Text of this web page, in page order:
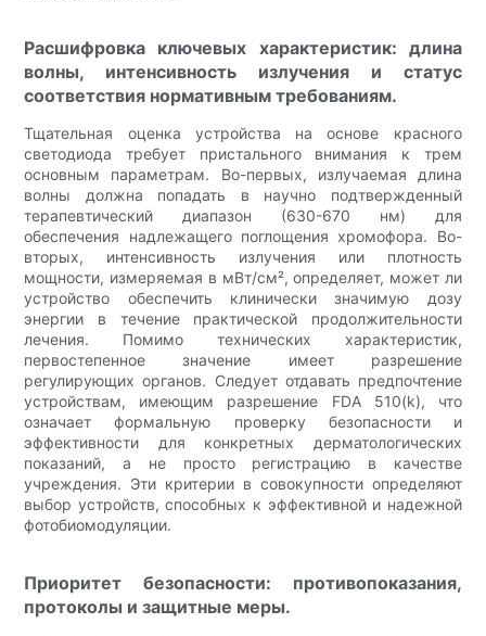
Расшифровка ключевых характеристик: длина
волны, интенсивность излучения и статус
соответствия нормативным требованиям.
Тщательная оценка устройства на основе красного
светодиода требует пристального внимания к трем
основным параметрам. Во-первых, излучаемая длина
волны должна попадать в научно подтвержденный
терапевтический диапазон (630-670 нм) для
обеспечения надлежащего поглощения хромофора. Во-
вторых, интенсивность излучения или плотность
мощности, измеряемая в мВт/см², определяет, может ли
устройство обеспечить клинически значимую дозу
энергии в течение практической продолжительности
лечения. Помимо технических характеристик,
первостепенное значение имеет разрешение
регулирующих органов. Следует отдавать предпочтение
устройствам, имеющим разрешение FDA 510(k), что
означает формальную проверку безопасности и
эффективности для конкретных дерматологических
показаний, а не просто регистрацию в качестве
учреждения. Эти критерии в совокупности определяют
выбор устройств, способных к эффективной и надежной
фотобиомодуляции.
Приоритет безопасности: противопоказания,
протоколы и защитные меры.